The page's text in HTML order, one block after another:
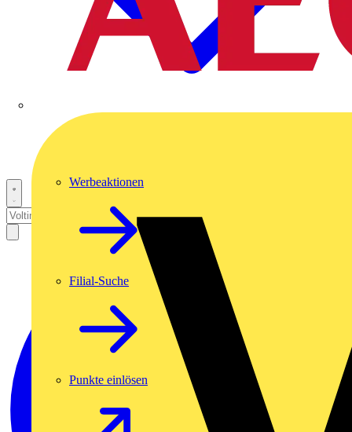
Werbeaktionen
Filial-Suche
Punkte einlösen